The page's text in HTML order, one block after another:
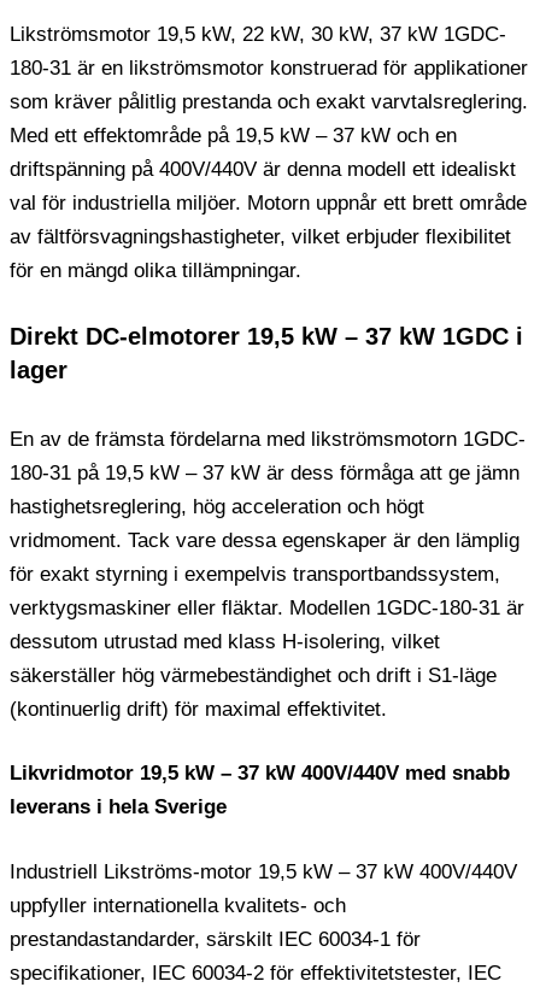
Likströmsmotor 19,5 kW, 22 kW, 30 kW, 37 kW 1GDC-
180-31 är en likströmsmotor konstruerad för applikationer
som kräver pålitlig prestanda och exakt varvtalsreglering.
Med ett effektområde på 19,5 kW – 37 kW och en
driftspänning på 400V/440V är denna modell ett idealiskt
val för industriella miljöer. Motorn uppnår ett brett område
av fältförsvagningshastigheter, vilket erbjuder flexibilitet
för en mängd olika tillämpningar.
Direkt DC-elmotorer 19,5 kW – 37 kW 1GDC i
lager
En av de främsta fördelarna med likströmsmotorn 1GDC-
180-31 på 19,5 kW – 37 kW är dess förmåga att ge jämn
hastighetsreglering, hög acceleration och högt
vridmoment. Tack vare dessa egenskaper är den lämplig
för exakt styrning i exempelvis transportbandssystem,
verktygsmaskiner eller fläktar. Modellen 1GDC-180-31 är
dessutom utrustad med klass H-isolering, vilket
säkerställer hög värmebeständighet och drift i S1-läge
(kontinuerlig drift) för maximal effektivitet.
Likvridmotor 19,5 kW – 37 kW 400V/440V med snabb
leverans i hela Sverige
Industriell Likströms-motor 19,5 kW – 37 kW 400V/440V
uppfyller internationella kvalitets- och
prestandastandarder, särskilt IEC 60034-1 för
specifikationer, IEC 60034-2 för effektivitetstester, IEC